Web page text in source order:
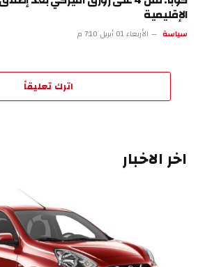
الإقليمية
سياسة الأربعاء 01 أبريل 7:10 م
اترك تعليقاً
اخر الاخبار